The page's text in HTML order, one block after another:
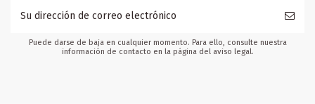
Puede darse de baja en cualquier momento. Para ello, consulte nuestra
información de contacto en la página del aviso legal.